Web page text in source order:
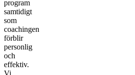
program
samtidigt
som
coachingen
förblir
personlig
och
effektiv.
Vi